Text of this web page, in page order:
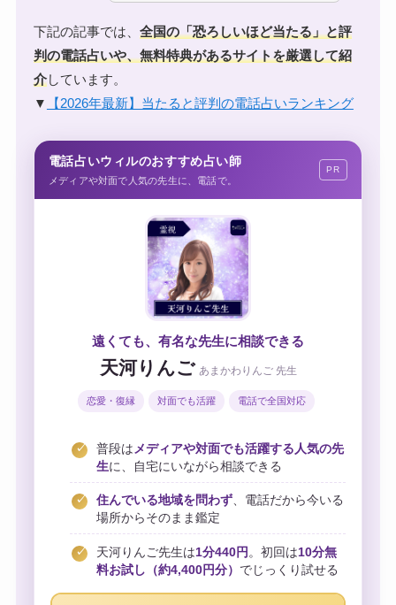
下記の記事では、 全国の「恐ろしいほど当たる」と評
判の電話占いや、無料特典があるサイトを厳選して紹
介しています。
▼
【2026年最新】当たると評判の電話占いランキング
電話占いウィルのおすすめ占い師
メディアや対面で人気の先生に、電話で。
PR
遠くても、有名な先生に相談できる
天河りんご あまかわりんご 先生
恋愛・復縁 対面でも活躍 電話で全国対応
普段は メディアや対面でも活躍する人気の先
生に、自宅にいながら相談できる
住んでいる地域を問わず、電話だから今いる
場所からそのまま鑑定
天河りんご先生は1分440円 。初回は10分無
料お試し（約4,400円分） でじっくり試せる